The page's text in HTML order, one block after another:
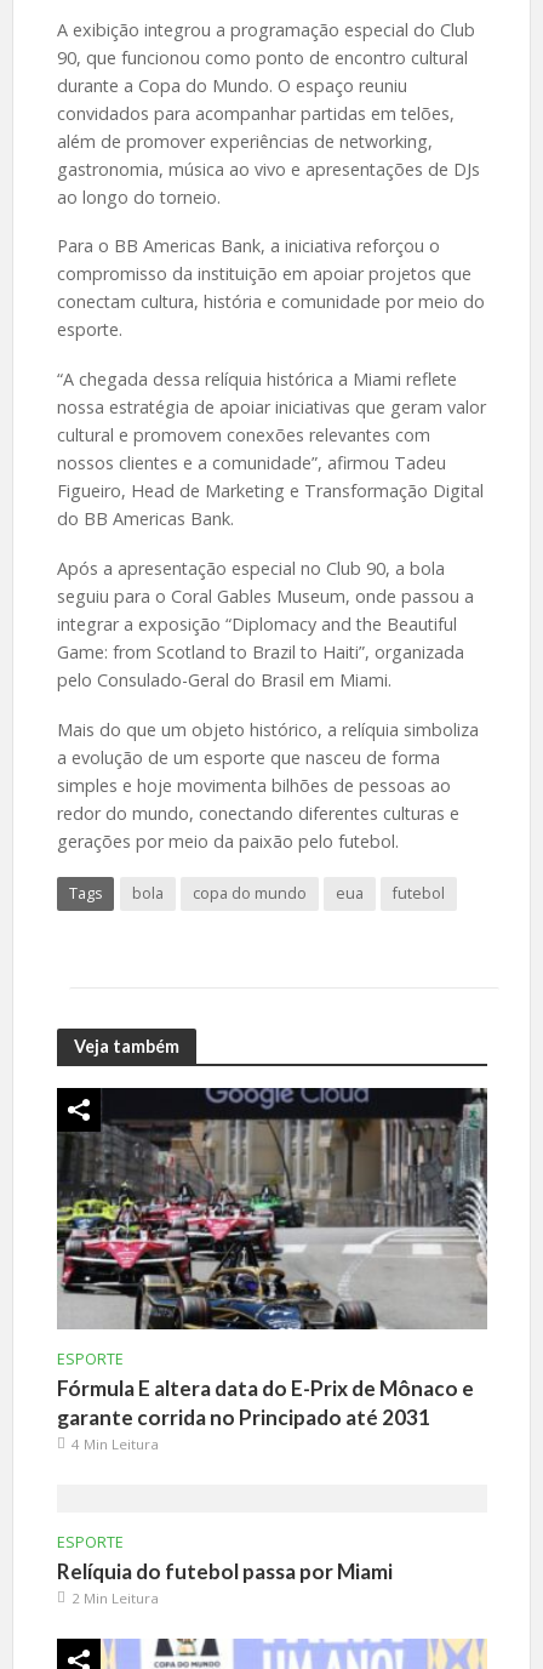
A exibição integrou a programação especial do Club
90, que funcionou como ponto de encontro cultural
durante a Copa do Mundo. O espaço reuniu
convidados para acompanhar partidas em telões,
além de promover experiências de networking,
gastronomia, música ao vivo e apresentações de DJs
ao longo do torneio.
Para o BB Americas Bank, a iniciativa reforçou o
compromisso da instituição em apoiar projetos que
conectam cultura, história e comunidade por meio do
esporte.
“A chegada dessa relíquia histórica a Miami reflete
nossa estratégia de apoiar iniciativas que geram valor
cultural e promovem conexões relevantes com
nossos clientes e a comunidade”, afirmou Tadeu
Figueiro, Head de Marketing e Transformação Digital
do BB Americas Bank.
Após a apresentação especial no Club 90, a bola
seguiu para o Coral Gables Museum, onde passou a
integrar a exposição “Diplomacy and the Beautiful
Game: from Scotland to Brazil to Haiti”, organizada
pelo Consulado-Geral do Brasil em Miami.
Mais do que um objeto histórico, a relíquia simboliza
a evolução de um esporte que nasceu de forma
simples e hoje movimenta bilhões de pessoas ao
redor do mundo, conectando diferentes culturas e
gerações por meio da paixão pelo futebol.
Tags bola copa do mundo eua futebol
Veja também
ESPORTE
Fórmula E altera data do E-Prix de Mônaco e
garante corrida no Principado até 2031
4 Min Leitura
ESPORTE
Relíquia do futebol passa por Miami
2 Min Leitura